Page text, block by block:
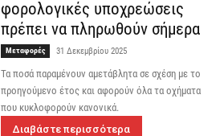
φορολογικές υποχρεώσεις
πρέπει να πληρωθούν σήμερα
Μεταφορές 31 Δεκεμβρίου 2025
Τα ποσά παραμένουν αμετάβλητα σε σχέση με το
προηγούμενο έτος και αφορούν όλα τα οχήματα
που κυκλοφορούν κανονικά.
Διαβάστε περισσότερα